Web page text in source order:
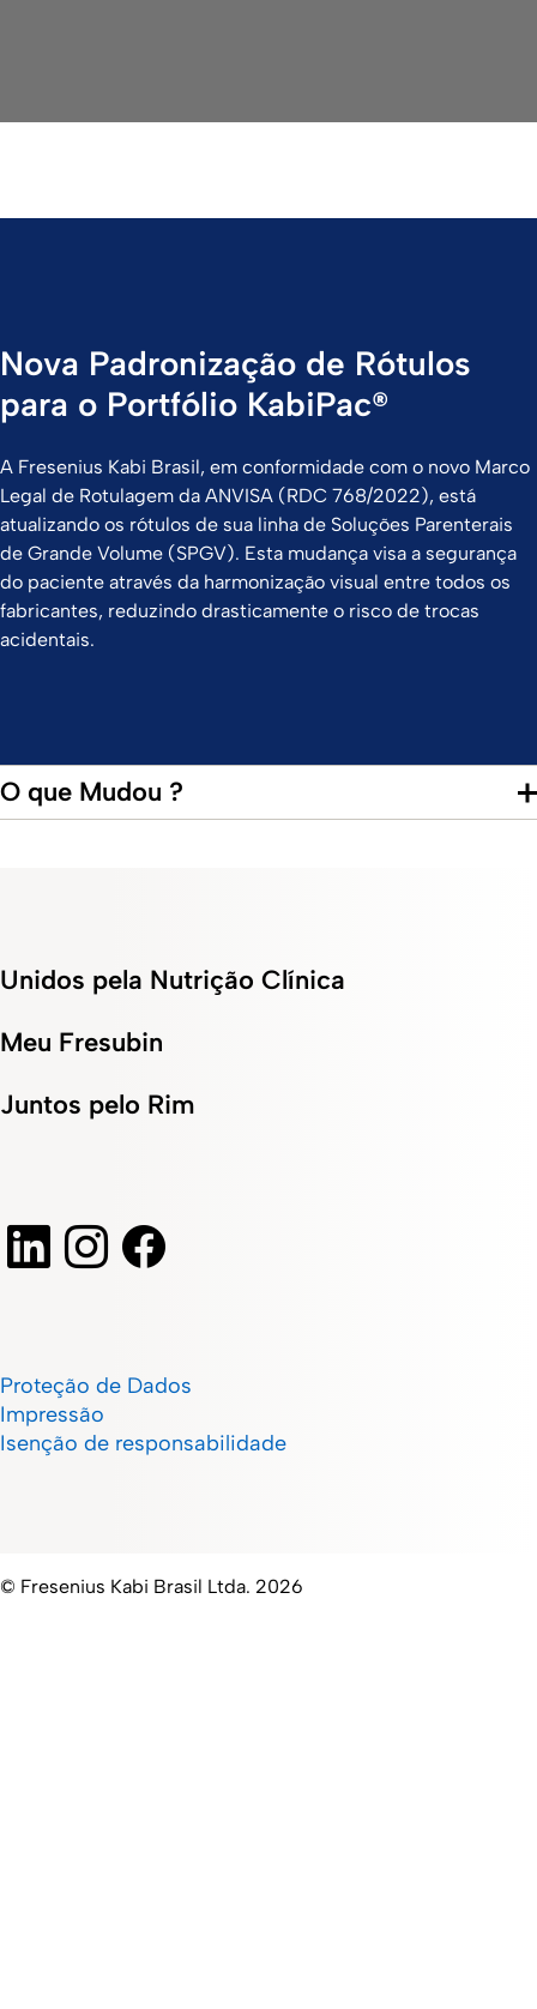
Nova Padronização de Rótulos
para o Portfólio KabiPac®
A Fresenius Kabi Brasil, em conformidade com o novo Marco
Legal de Rotulagem da ANVISA (RDC 768/2022), está
atualizando os rótulos de sua linha de Soluções Parenterais
de Grande Volume (SPGV). Esta mudança visa a segurança
do paciente através da harmonização visual entre todos os
fabricantes, reduzindo drasticamente o risco de trocas
acidentais.
O que Mudou ?
Unidos pela Nutrição Clínica
Meu Fresubin
Juntos pelo Rim
Proteção de Dados
Impressão
Isenção de responsabilidade
© Fresenius Kabi Brasil Ltda. 2026